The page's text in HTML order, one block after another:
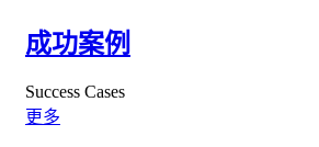
成功案例
Success Cases
更多